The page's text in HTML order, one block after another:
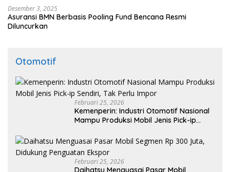
Desember 3, 2025
Asuransi BMN Berbasis Pooling Fund Bencana Resmi
Diluncurkan
Otomotif
Februari 25, 2026
Kemenperin: Industri Otomotif Nasional
Mampu Produksi Mobil Jenis Pick-ip
Februari 25, 2026
Daihatsu Menguasai Pasar Mobil